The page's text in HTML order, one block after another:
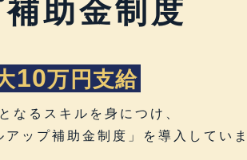
補助金制度
10万円支給
なるスキルを身につけ、
ップ補助金制度」を導入していま